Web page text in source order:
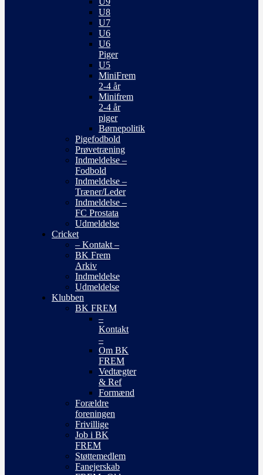
U8
U7
U6
U6
Piger
U5
MiniFrem
2-4 år
Minifrem
2-4 år
piger
Børnepolitik
Pigefodbold
Prøvetræning
Indmeldelse –
Fodbold
Indmeldelse –
Træner/Leder
Indmeldelse –
FC Prostata
Udmeldelse
Cricket
– Kontakt –
BK Frem
Arkiv
Indmeldelse
Udmeldelse
Klubben
BK FREM
–
Kontakt
–
Om BK
FREM
Vedtægter
& Ref
Formænd
Forældre
foreningen
Frivillige
Job i BK
FREM
Støttemedlem
Fanejerskab